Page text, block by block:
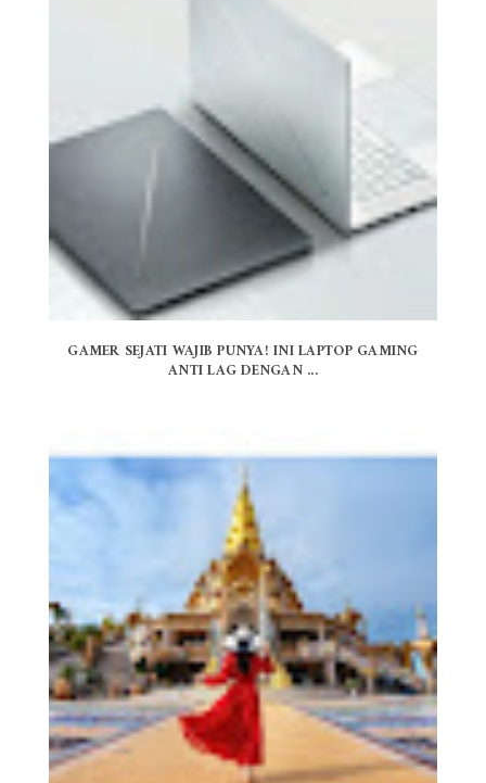
GAMER SEJATI WAJIB PUNYA! INI LAPTOP GAMING
ANTI LAG DENGAN ...